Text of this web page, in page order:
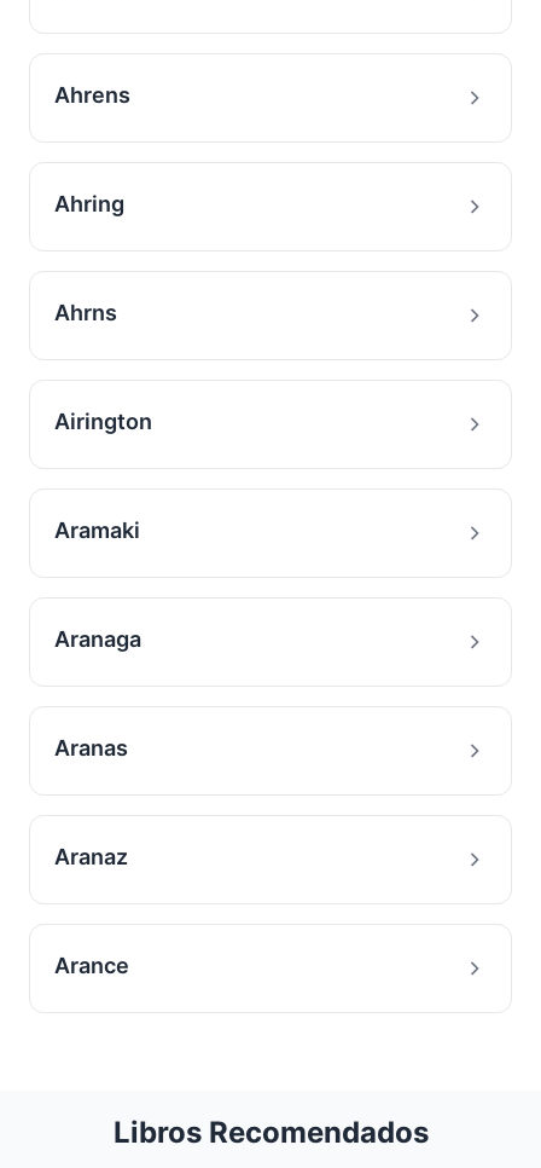
Ahrens
Ahring
Ahrns
Airington
Aramaki
Aranaga
Aranas
Aranaz
Arance
Libros Recomendados